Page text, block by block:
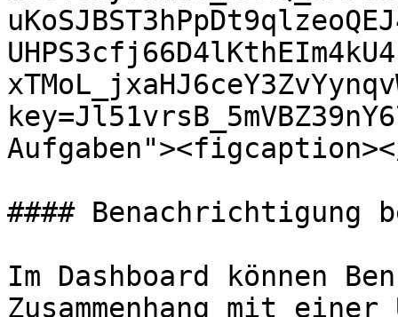
#### Benachrichtigung
Im Dashboard können
Zusammenhang mit einer